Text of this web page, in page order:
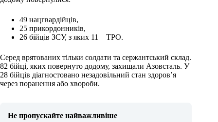
49 нацгвардійців,
25 прикордонників,
26 бійців ЗСУ, з яких 11 – ТРО.
Серед врятованих тільки солдати та сержантський склад.
82 бійці, яких повернуто додому, захищали Азовсталь. У
28 бійців діагностовано незадовільний стан здоров’я
через поранення або хвороби.
Не пропускайте найважливіше